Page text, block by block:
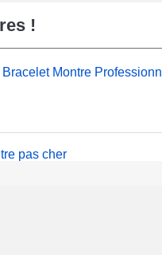
en ayant recours à
outil bracelet montre pas
de qualité permet
de boucles similaires à
!
Montre
pas cher